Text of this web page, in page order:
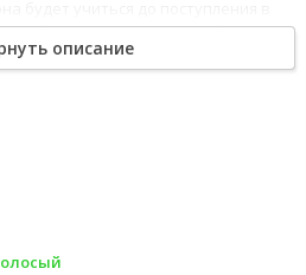
Джавахарлала Неру в Дели.
описание